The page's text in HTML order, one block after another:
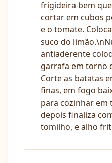
frigideira bem
cortar em cubos
e o tomate.
suco do
antiaderente
garrafa em torno
Corte as batatas
finas, em fogo
para cozinhar em
depois finaliza
tomilho, e alho